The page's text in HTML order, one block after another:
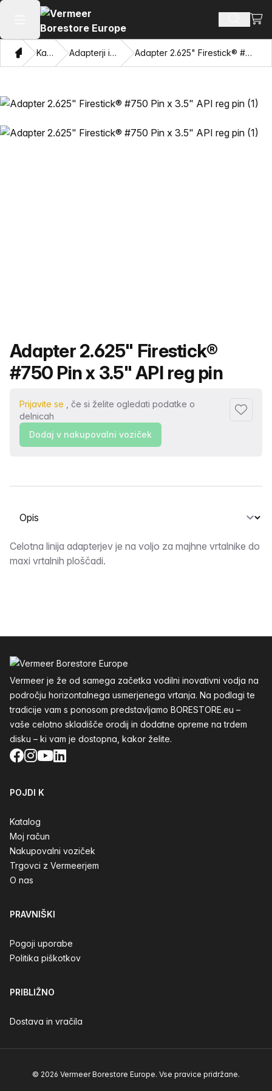
Odpri glavni meni Iskanje
DomaKatalog Adapterji in vlečne oči Adapter 2.625" Firestick® #750 Pin x 3.5" API reg pin
Ime izdelka
Adapter 2.625" Firestick®
#750 Pin x 3.5" API reg pin
Prijavite se , če si želite ogledati podatke o
delnicah
Dodaj
Dodaj v nakupovalni voziček
Izberite zavihek
Opis
Celotna linija adapterjev je na voljo za majhne vrtalnike do
maxi vrtalnih ploščadi.
Vermeer je že od samega začetka vodilni inovativni vodja na
področju horizontalnega usmerjenega vrtanja. Na podlagi te
tradicije vam s ponosom predstavljamo BORESTORE.eu –
vaše celotno skladišče orodij in dodatne opreme na trdem
disku – ki vam je dostopna, kakor želite.
Facebook
Instagram
YouTube
LinkedIn
POJDI K
Katalog
Moj račun
Nakupovalni voziček
Trgovci z Vermeerjem
O nas
PRAVNIŠKI
Pogoji uporabe
Politika piškotkov
PRIBLIŽNO
Dostava in vračila
© 2026 Vermeer Borestore Europe. Vse pravice pridržane.